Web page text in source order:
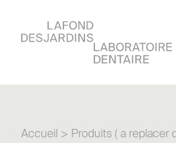
Accueil > Produits ( a replacer